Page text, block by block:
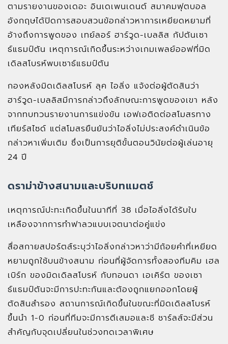
ตามรายงานของเดอะ อินเดเพนเดนต์ สมาคมฟุตบอล
อังกฤษได้ปิดการสอบสวนข้อกล่าวหาการเหยียดหยามที่
อ้างถึงการพูดของ เทย์ลอร์ ฮาร์วูด-เบลลิส กัปตันเซา
ธ์แธมป์ตัน เหตุการณ์เกิดขึ้นระหว่างเกมเพลย์ออฟที่มิด
เดิลสโบรห์พบเซาธ์แธมป์ตัน
กองหลังมิดเดิลสโบรห์ ลุค ไอลิ่ง แจ้งต่อผู้ตัดสินว่า
ฮาร์วูด-เบลลิสมีการกล่าวถึงลักษณะการพูดของเขา หลัง
จากทบทวนรายงานการแข่งขัน เอฟเอติดต่อสโมสรทาง
เทียร์สไซด์ แต่สโมสรยืนยันว่าไอลิ่งไม่ประสงค์ดำเนินข้อ
กล่าวหาเพิ่มเติม ซึ่งเป็นการยุติขั้นตอนวินัยต่อผู้เล่นอายุ
24 ปี
ดราม่าข้างสนามและบริบทแมตช์
เหตุการณ์ปะทะเกิดขึ้นในนาทีที่ 38 เมื่อไอลิ่งได้รับใบ
เหลืองจากการทำฟาลวแบบเจตนาต่อคู่แข่ง
สื่อสกายสปอร์ตส์ระบุว่าไอลิ่งกล่าวหาว่ามีถ้อยคำที่เหยียด
หยามถูกใช้บนข้างสนาม ก่อนที่ผู้จัดการทั้งสองทีมคิม เฮล
เบิร์ก ของมิดเดิลสโบรห์ กับทอนดา เอเคิร์ต ของเซา
ธ์แธมป์ตันจะมีการปะทะกันและต้องถูกแยกออกโดยผู้
ตัดสินสำรอง สถานการณ์เกิดขึ้นในขณะที่มิดเดิลสโบรห์
ขึ้นนำ 1-0 ก่อนที่ทีมจะมีการตีเสมอและชี ชาร์ลส์จะมีส่วน
สำคัญกับจุดเปลี่ยนในช่วงทดเวลาพิเศษ